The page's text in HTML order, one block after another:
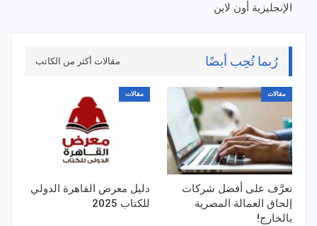
الإنجليزية أون لاين
رُبما تُحِب أيضًا مقالات أكثر من الكاتب
مقالات
تعرَّف على أفضل شركات
إلحاق العمالة المصرية
بالخارج!
مقالات
دليل معرض القاهرة الدولي
للكتاب 2025